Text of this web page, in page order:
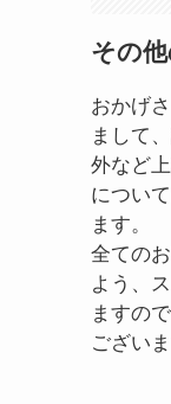
その
おかげ
まして
外など
につい
ます。
全ての
よう、
ますの
ございま